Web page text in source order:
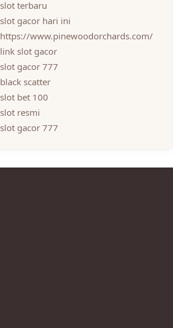
slot terbaru
slot gacor hari ini
https://www.pinewoodorchards.com/
link slot gacor
slot gacor 777
black scatter
slot bet 100
slot resmi
slot gacor 777